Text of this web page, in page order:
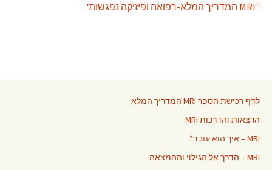
"MRI המדריך המלא-רפואה ופיזיקה נפגשות"
לדף רכישת הספר MRI המדריך המלא
הרצאות והדרכות MRI
MRI – איך הוא עובד?
MRI – הדרך אל הגילוי וההמצאה